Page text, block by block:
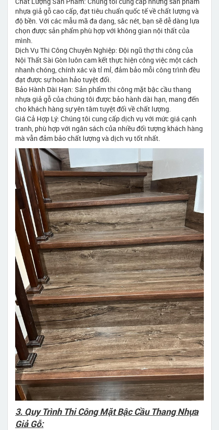
nhựa giả gỗ cao cấp, đạt tiêu chuẩn quốc tế về chất lượng và
độ bền. Với các mẫu mã đa dạng, sắc nét, bạn sẽ dễ dàng lựa
chọn được sản phẩm phù hợp với không gian nội thất của
mình.
Dịch Vụ Thi Công Chuyên Nghiệp: Đội ngũ thợ thi công của
Nội Thất Sài Gòn luôn cam kết thực hiện công việc một cách
nhanh chóng, chính xác và tỉ mỉ, đảm bảo mỗi công trình đều
đạt được sự hoàn hảo tuyệt đối.
Bảo Hành Dài Hạn: Sản phẩm thi công mặt bậc cầu thang
nhựa giả gỗ của chúng tôi được bảo hành dài hạn, mang đến
cho khách hàng sự yên tâm tuyệt đối về chất lượng.
Giá Cả Hợp Lý: Chúng tôi cung cấp dịch vụ với mức giá cạnh
tranh, phù hợp với ngân sách của nhiều đối tượng khách hàng
mà vẫn đảm bảo chất lượng và dịch vụ tốt nhất.
3. Quy Trình Thi Công Mặt Bậc Cầu Thang Nhựa
Giả Gỗ: